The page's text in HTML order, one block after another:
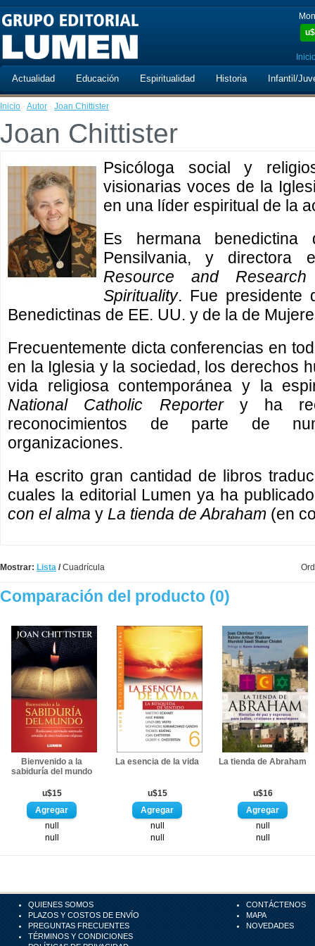
u$
Actualidad Educación Espiritualidad Historia Infantil/
Inicio · Autor · Joan Chittister
Joan Chittister
Psicóloga social y
visionarias voces de la
en una líder espiritual de la
Es hermana
Pensilvania, y directora
Resource and
Spirituality. Fue presidente
Benedictinas de EE. UU. y de la de
Frecuentemente dicta conferencias en
en la Iglesia y la sociedad, los derechos
vida religiosa contemporánea y la
National Catholic Reportery ha
reconocimientos de parte de
organizaciones.
Ha escrito gran cantidad de libros
cuales la editorial Lumen ya ha
con el alma y La tienda de Abraham (en
Mostrar: Lista /Cuadrícula
Comparación del producto (0)
Bienvenido a la
sabiduría del mundo
u$15
null
null
La esencia de la vida
u$15
null
null
La tienda de Abraham
u$16
null
null
QUIENES SOMOS
PLAZOS Y COSTOS DE ENVÍO
PREGUNTAS FRECUENTES
TÉRMINOS Y CONDICIONES
CONTÁCTENOS
MAPA
NOVEDADES